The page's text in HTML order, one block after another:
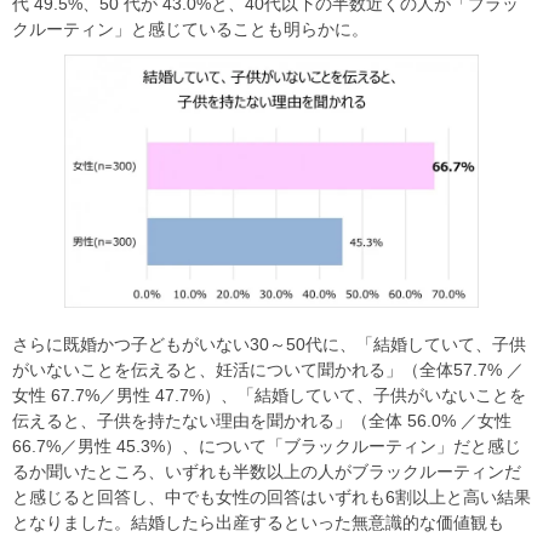
クルーティン」と感じていることも明らかに。
さらに既婚かつ子どもがいない30～50代に、「結婚していて、子供
がいないことを伝えると、妊活について聞かれる」（全体57.7% ／
女性 67.7%／男性 47.7%）、「結婚していて、子供がいないことを
伝えると、子供を持たない理由を聞かれる」（全体 56.0% ／女性
66.7%／男性 45.3%）、について「ブラックルーティン」だと感じ
るか聞いたところ、いずれも半数以上の人がブラックルーティンだ
と感じると回答し、中でも女性の回答はいずれも6割以上と高い結果
となりました。結婚したら出産するといった無意識的な価値観も